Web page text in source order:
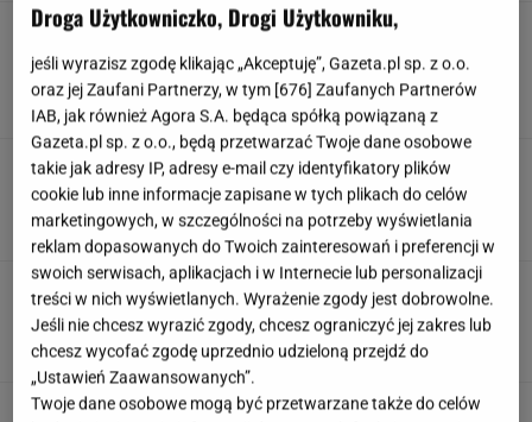
Pracownicy branży IT śmieją się
przez łzy. Zwolnienia w łódzkiej siedzibie
wielkiej firmy
SUBSKRYPCJA
Urzędnicy pukają do domów. Chcą paragonów
MATERIAŁ PROMOCYJNY
Dramat uczestników pielgrzymki. Runął na
nich konar drzewa
Rekord padł w niewielkim stawie. Taki okaz
Droga Użytkowniczko, Drogi Użytkowniku,
jeśli wyrazisz zgodę klikając „Akceptuję”, Gazeta.pl sp. z o.o.
oraz jej Zaufani Partnerzy, w tym [676] Zaufanych Partnerów
IAB, jak również Agora S.A. będąca spółką powiązaną z
Gazeta.pl sp. z o.o., będą przetwarzać Twoje dane osobowe
takie jak adresy IP, adresy e-mail czy identyfikatory plików
cookie lub inne informacje zapisane w tych plikach do celów
marketingowych, w szczególności na potrzeby wyświetlania
reklam dopasowanych do Twoich zainteresowań i preferencji w
swoich serwisach, aplikacjach i w Internecie lub personalizacji
treści w nich wyświetlanych. Wyrażenie zgody jest dobrowolne.
Jeśli nie chcesz wyrazić zgody, chcesz ograniczyć jej zakres lub
chcesz wycofać zgodę uprzednio udzieloną przejdź do
„Ustawień Zaawansowanych”.
Twoje dane osobowe mogą być przetwarzane także do celów